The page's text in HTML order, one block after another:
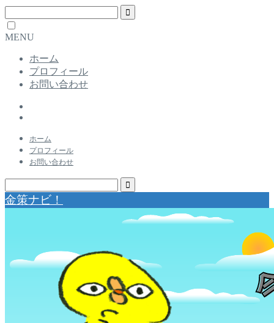
MENU
ホーム
プロフィール
お問い合わせ
ホーム
プロフィール
お問い合わせ
金策ナビ！